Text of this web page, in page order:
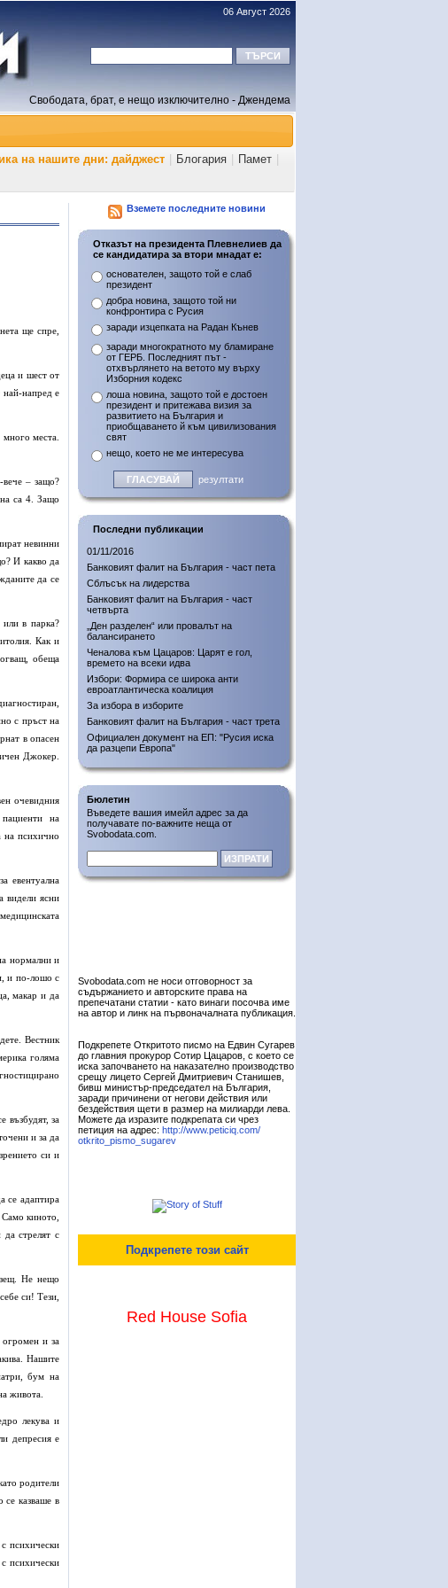
06 Август 2026
Свободата, брат, е нещо изключително - Джендема
на нашите дни: дайджест Блогария Памет
ще спре,
и шест от
най-напред е
места.
вече – защо?
са 4. Защо
невинни
И какво да
да се
в парка?
Как и
обеща
с пръст на
в опасен
Джокер.
очевидния
на
на психично
евентуална
видели ясни
нормални и
и по-лошо с
макар и да
Вестник
голяма
възбудят, за
и за да
си и
се адаптира
киното,
да стрелят с
Не нещо
си! Тези,
огромен и за
Нашите
бум на
живота.
лекува и
депресия е
родители
се казваше в
психически
психически
Вземете последните новини
Отказът на президента Плевнелиев да
се кандидатира за втори мнадат е:
основателен, защото той е слаб
президент
добра новина, защото той ни
конфронтира с Русия
заради изцепката на Радан Кънев
заради многократното му бламиране
от ГЕРБ. Последният път -
отхвърлянето на ветото му върху
Изборния кодекс
лоша новина, защото той е достоен
президент и притежава визия за
развитието на България и
приобщаването й към цивилизования
свят
нещо, което не ме интересува
резултати
Последни публикации
01/11/2016
Банковият фалит на България - част пета
Сблъсък на лидерства
Банковият фалит на България - част
четвърта
„Ден разделен“ или провалът на
балансирането
Ченалова към Цацаров: Царят е гол,
времето на всеки идва
Избори: Формира се широка анти
евроатлантическа коалиция
За избора в изборите
Банковият фалит на България - част трета
Официален документ на ЕП: "Русия иска
да разцепи Европа"
Бюлетин
Въведете вашия имейл адрес за да
получавате по-важните неща от
Svobodata.com.
Svobodata.com не носи отговорност за
съдържанието и авторските права на
препечатани статии - като винаги посочва име
на автор и линк на първоначалната публикация.
Подкрепете Откритото писмо на Едвин Сугарев
до главния прокурор Сотир Цацаров, с което се
иска започването на наказателно производство
срещу лицето Сергей Дмитриевич Станишев,
бивш министър-председател на България,
заради причинени от негови действия или
бездействия щети в размер на милиарди лева.
Можете да изразите подкрепата си чрез
петиция на адрес: http://www.peticiq.com/
otkrito_pismo_sugarev
Подкрепете този сайт
Red House Sofia